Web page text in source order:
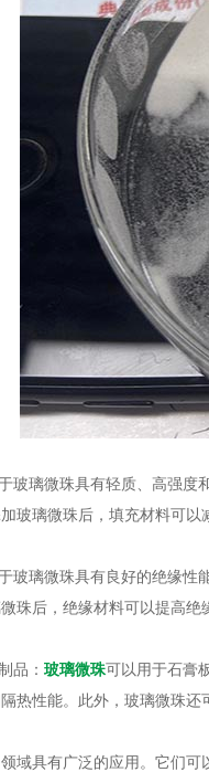
璃微珠具有轻质、高强度和
玻璃微珠后，填充材料可以
璃微珠具有良好的绝缘性
珠后，绝缘材料可以提高绝
品： 玻璃微珠可以用于石膏
热性能。此外，玻璃微珠还
具有广泛的应用。它们可